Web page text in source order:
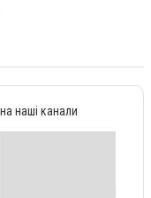
наші канали